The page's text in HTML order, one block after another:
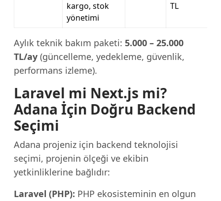
kargo, stok
yönetimi
TL
Aylık teknik bakım paketi: 5.000 – 25.000
TL/ay (güncelleme, yedekleme, güvenlik,
performans izleme).
Laravel mi Next.js mi?
Adana İçin Doğru Backend
Seçimi
Adana projeniz için backend teknolojisi
seçimi, projenin ölçeği ve ekibin
yetkinliklerine bağlıdır:
Laravel (PHP): PHP ekosisteminin en olgun